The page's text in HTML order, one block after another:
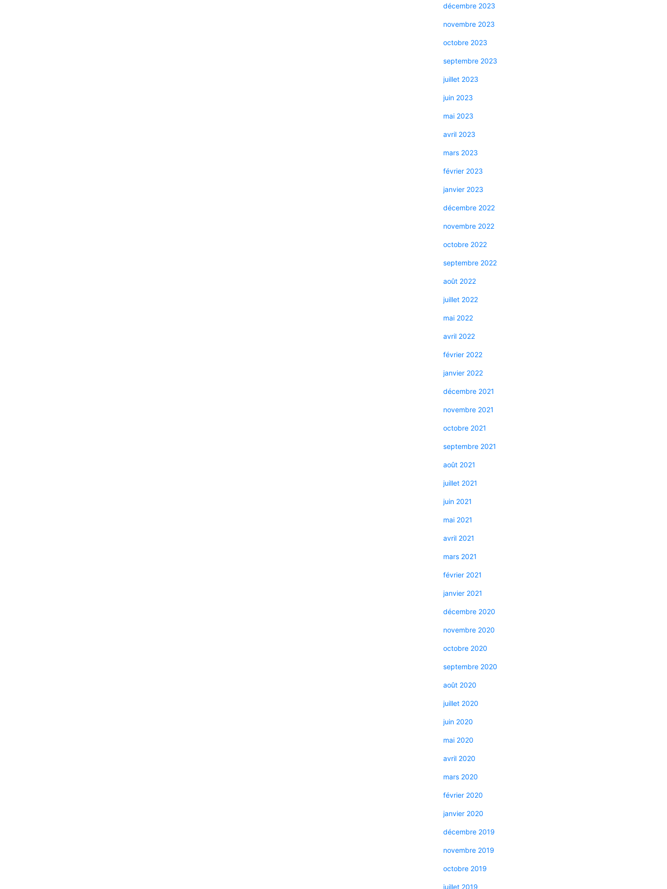
décembre 2023
novembre 2023
octobre 2023
septembre 2023
juillet 2023
juin 2023
mai 2023
avril 2023
mars 2023
février 2023
janvier 2023
décembre 2022
novembre 2022
octobre 2022
septembre 2022
août 2022
juillet 2022
mai 2022
avril 2022
février 2022
janvier 2022
décembre 2021
novembre 2021
octobre 2021
septembre 2021
août 2021
juillet 2021
juin 2021
mai 2021
avril 2021
mars 2021
février 2021
janvier 2021
décembre 2020
novembre 2020
octobre 2020
septembre 2020
août 2020
juillet 2020
juin 2020
mai 2020
avril 2020
mars 2020
février 2020
janvier 2020
décembre 2019
novembre 2019
octobre 2019
juillet 2019